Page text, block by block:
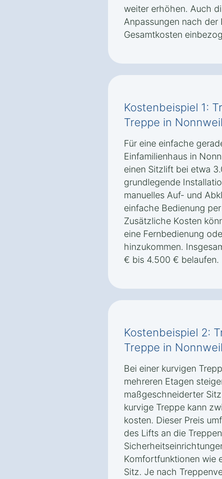
weiter erhöhen. Auch
Anpassungen nach
Gesamtkosten
Kostenbeispiel 1:
Treppe in
Für eine einfache
Einfamilienhaus in
einen Sitzlift bei etwa
grundlegende
manuelles Auf- und
einfache Bedienung
Zusätzliche Kosten
eine Fernbedienung
hinzukommen.
€ bis 4.500 € belaufen.
Kostenbeispiel 2:
Treppe in
Bei einer kurvigen
mehreren Etagen
maßgeschneiderter
kurvige Treppe kann
kosten. Dieser Preis
des Lifts an die
Komfortfunktionen wie
Sitz. Je nach